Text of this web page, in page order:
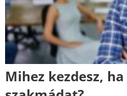
Mihez kezdesz,